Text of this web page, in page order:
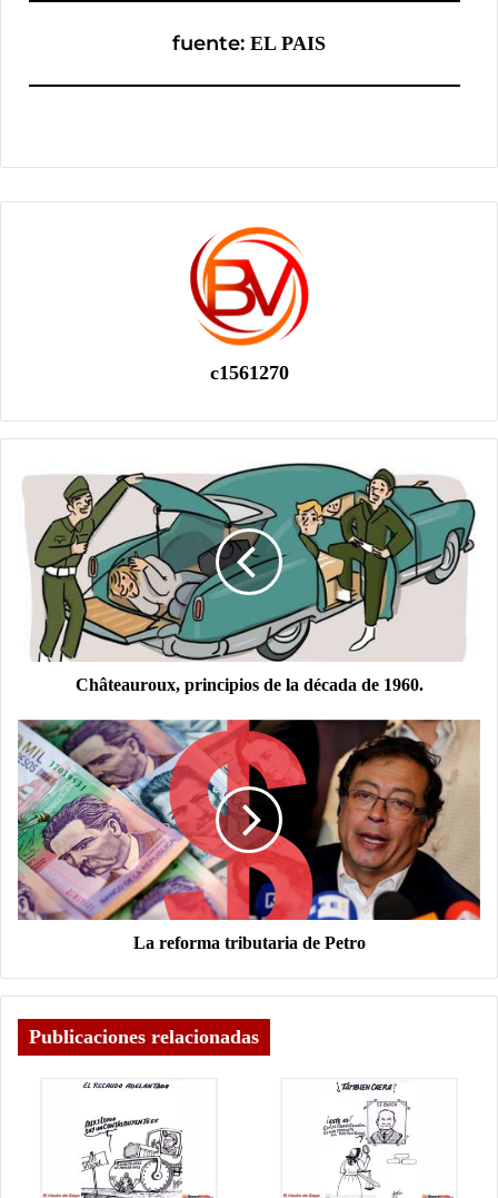
encanta el río y mi sueño es tener una casa junto
bonitas que podemos disfrutar”.
fuente:EL PAIS
c1561270
Châteauroux, principios de la década de 1960.